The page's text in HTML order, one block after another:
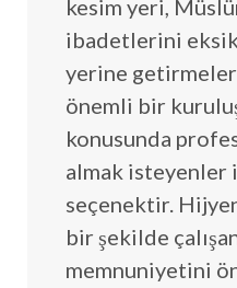
kesim yeri,
ibadetlerini
yerine
önemli bir
konusunda
almak isteyenler
seçenektir.
bir şekilde
memnuniyetini